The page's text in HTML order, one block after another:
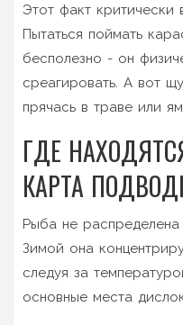
Этот факт критически
Пытаться поймать
бесполезно - он
среагировать. А вот
прячась в траве или
ГДЕ
КАРТА
Рыба не
Зимой она
следуя за
основные места